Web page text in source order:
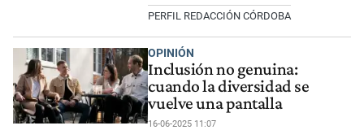
PERFIL REDACCIÓN CÓRDOBA
OPINIÓN
Inclusión no genuina:
cuando la diversidad se
vuelve una pantalla
16-06-2025 11:07